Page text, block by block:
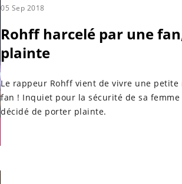
05 Sep 2018
Rohff harcelé par une
plainte
Le rappeur Rohff vient de vivre une petite
fan ! Inquiet pour la sécurité de sa
décidé de porter plainte.